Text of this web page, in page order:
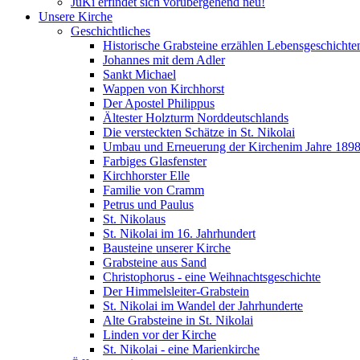
Unsere Kirche
Geschichtliches
Historische Grabsteine erzählen
Johannes mit dem Adler
Sankt Michael
Wappen von Kirchhorst
Der Apostel Philippus
Ältester Holzturm Norddeutschlands
Die versteckten Schätze in St. Nikolai
Umbau und Erneuerung der Kirchenim Jahre
Farbiges Glasfenster
Kirchhorster Elle
Familie von Cramm
Petrus und Paulus
St. Nikolaus
St. Nikolai im 16. Jahrhundert
Bausteine unserer Kirche
Grabsteine aus Sand
Christophorus - eine Weihnachtsgeschichte
Der Himmelsleiter-Grabstein
St. Nikolai im Wandel der Jahrhunderte
Alte Grabsteine in St. Nikolai
Linden vor der Kirche
St. Nikolai - eine Marienkirche